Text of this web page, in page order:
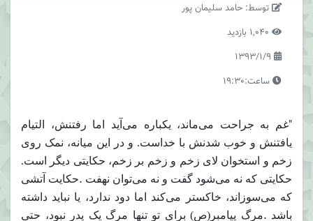
توسط: حامد سلیمان پور
ساعت:19:30
"غم به جراحت می‌ماند، یکباره می‌آید اما رفتنش، التیام
یافتنش و خوب شدنش با خداست. و در این میانه، نمک روى
زخم و استخوان لاى زخم و زخم بر زخم، حکایتى دیگر است.
حکایتى که نه می‌شود گفت و نه می‌توان نهفت .حکایت آتشى
که می‌سوزاند، خاکستر می‌کند اما دود ندارد، یا نباید داشته
باشد .مرگ پیامبر(ص) براى تو تنها مرگ یک پدر نبود، حتى